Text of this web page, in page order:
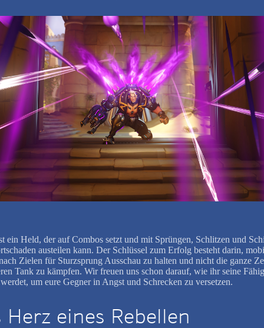
ein Held, der auf Combos setzt und mit Sprüngen, Schlitzen und
austeilen kann. Der Schlüssel zum Erfolg besteht darin,
Zielen für Sturzsprung Ausschau zu halten und nicht die ganze
Tank zu kämpfen. Wir freuen uns schon darauf, wie ihr seine
um eure Gegner in Angst und Schrecken zu versetzen.
Herz eines Rebellen